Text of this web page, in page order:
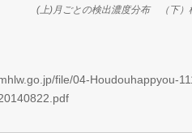
(上)月ごとの検出濃度分布 （下）
file/04-Houdouhappyou-